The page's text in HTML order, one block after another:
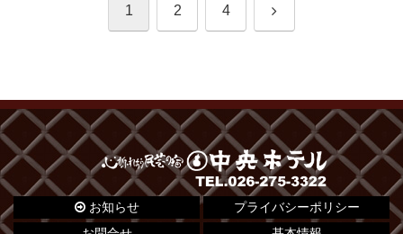
1 2 4 次
お知らせ
プライバシーポリシー